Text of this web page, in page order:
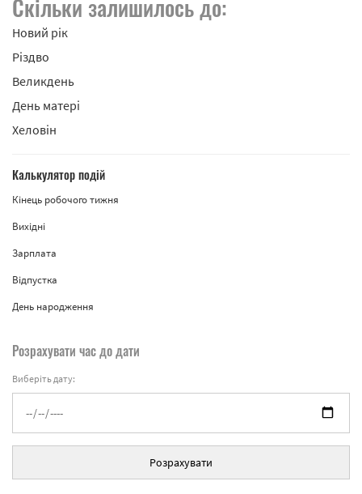
Скільки залишилось до:
Новий рік
Різдво
Великдень
День матері
Хеловін
Калькулятор подій
Кінець робочого тижня
Вихідні
Зарплата
Відпустка
День народження
Розрахувати час до дати
Виберіть дату:
Розрахувати